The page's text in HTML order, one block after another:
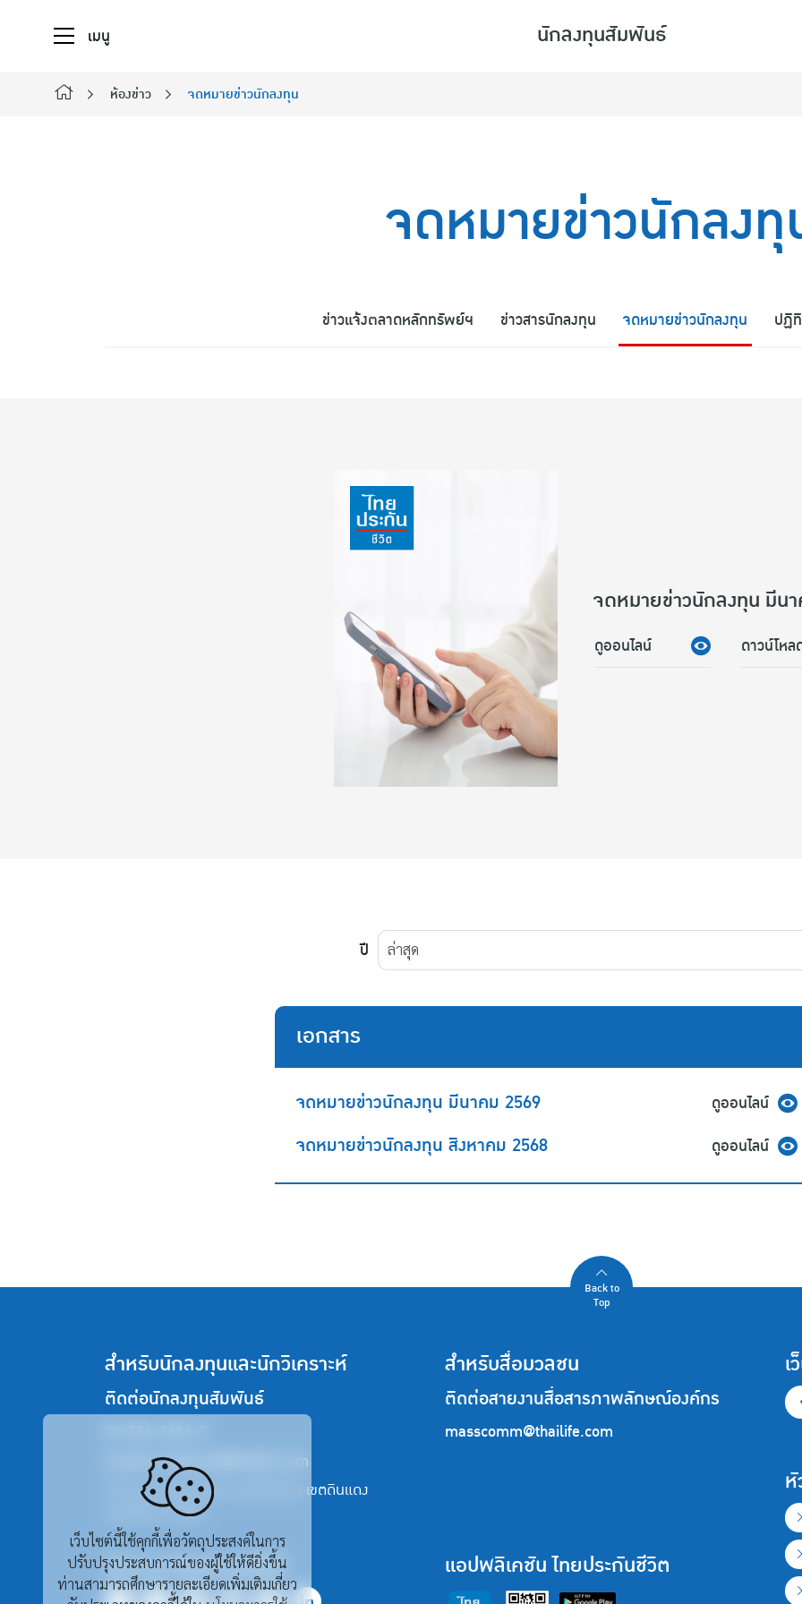
เว็บไซต์นี้ใช้คุกกี้เพื่อวัตถุประสงค์ในการ
ปรับปรุงประสบการณ์ของผู้ใช้ให้ดียิ่งขึ้น
ท่านสามารถศึกษารายละเอียดเพิ่มเติมเกี่ยว
เมนู นักลงทุนสัมพันธ์
ค้นหาในเว็บไซต์
ห้องข่าว จดหมายข่าวนักลงทุน
จดหมายข่าวนักลง
ข่าวแจ้งตลาดหลักทรัพย์ฯ ข่าวสารนักลงทุน จดหมายข่าวนักลงทุน ปฏิ
จดหมายข่าวนักลงทุน มีน
ดูออนไลน์ ดาวน์โหล
ปี ล่าสุด
เอกสาร
จดหมายข่าวนักลงทุน มีนาคม 2569 ดูออนไลน์
จดหมายข่าวนักลงทุน สิงหาคม 2568 ดูออนไลน์
Back to
Top
สำหรับนักลงทุนและนักวิเคราะห์
ติดต่อนักลงทุนสัมพันธ์
investor.relations@thailife.com
123 ถนน รัชดาภิเษก แขวงดินแดง เขตดินแดง
กรุงเทพฯ 10400
สำหรับสื่อมวลชน
ติดต่อสายงานสื่อสารภาพลักษณ์องค์กร
masscomm@thailife.com
ติดตาม ไทยประกันชีวิต แอปพลิเคชัน ไทยประกันชีวิต